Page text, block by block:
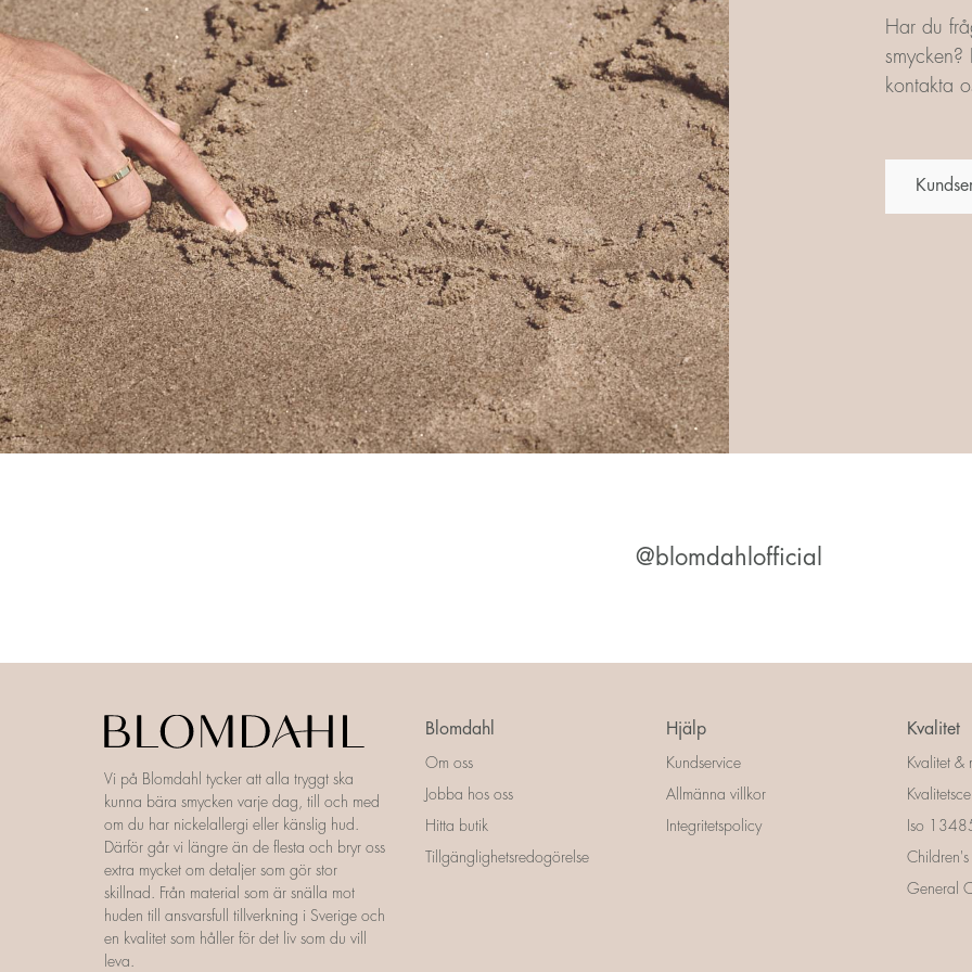
Har du
kontakta
@blomdahlofficial
Vi på Blomdahl tycker att alla tryggt ska
kunna bära smycken varje dag, till och med
om du har nickelallergi eller känslig hud.
Därför går vi längre än de flesta och bryr oss
extra mycket om detaljer som gör stor
skillnad. Från material som är snälla mot
huden till ansvarsfull tillverkning i Sverige och
en kvalitet som håller för det liv som du vill
leva.
Blomdahl
Om oss
Jobba hos oss
Hitta butik
Tillgänglighetsredogörelse
Hjälp
Kundservice
Allmänna villkor
Integritetspolicy
Kvalitet
Kvalitet &
Iso
General